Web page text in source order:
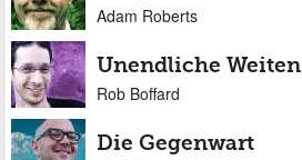
Adam Roberts
Unendliche Weiten
Rob Boffard
Die Gegenwart